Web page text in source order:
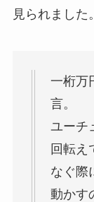
見られました。
一桁万
言。
ユーチ
回転え
なぐ際
動かす